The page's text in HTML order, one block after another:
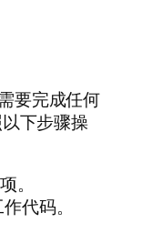
要完成任何
下步骤操
。
代码。